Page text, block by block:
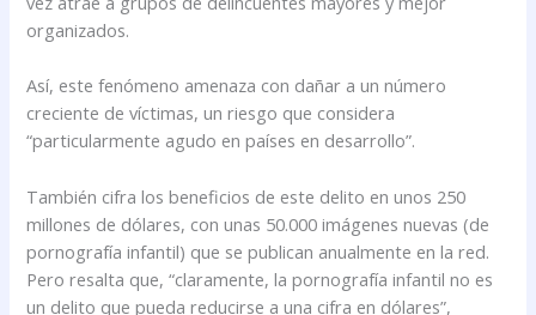
organizados.
Así, este fenómeno amenaza con dañar a un número
creciente de víctimas, un riesgo que considera
“particularmente agudo en países en desarrollo”.
También cifra los beneficios de este delito en unos 250
millones de dólares, con unas 50.000 imágenes nuevas (de
pornografía infantil) que se publican anualmente en la red.
Pero resalta que, “claramente, la pornografía infantil no es
un delito que pueda reducirse a una cifra en dólares”,